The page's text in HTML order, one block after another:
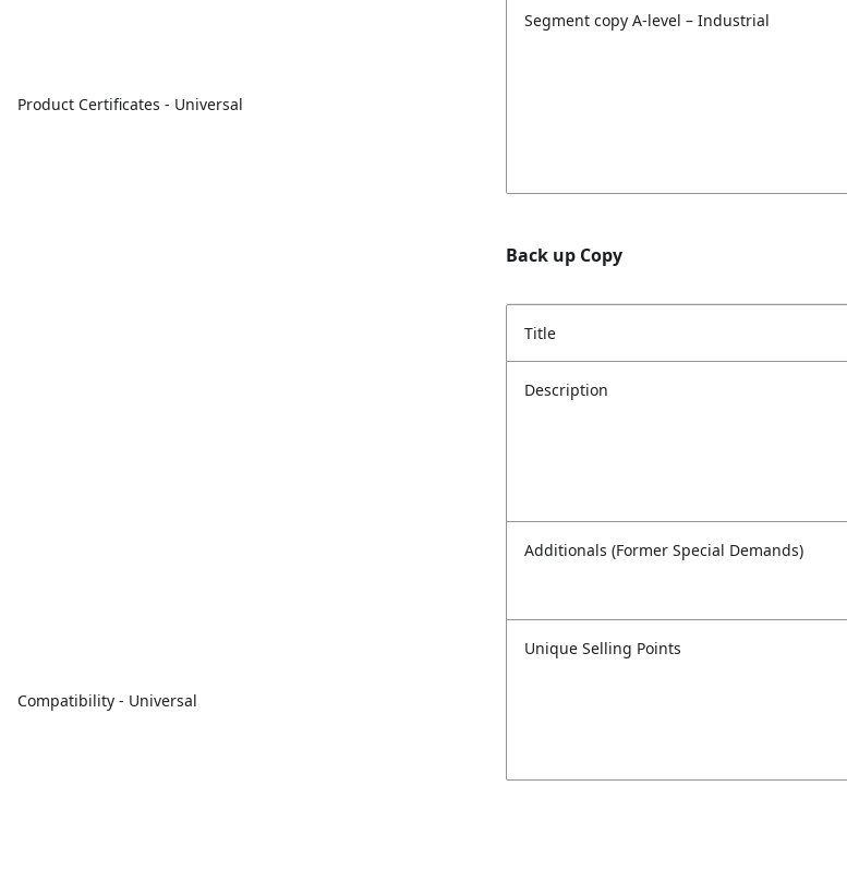
Product Certificates - Universal
Compatibility - Universal
Segment copy A-level – Industrial
Back up Copy
Title
Description
Additionals (Former Special Demands)
Unique Selling Points